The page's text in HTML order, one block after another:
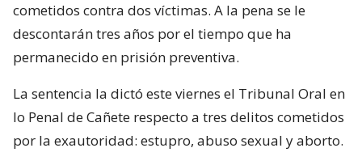
cometidos contra dos víctimas. A la pena se le
descontarán tres años por el tiempo que ha
permanecido en prisión preventiva.
La sentencia la dictó este viernes el Tribunal Oral en
lo Penal de Cañete respecto a tres delitos cometidos
por la exautoridad: estupro, abuso sexual y aborto.